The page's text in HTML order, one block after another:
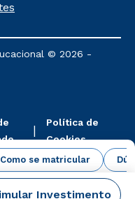
Como se matricular
Investimento
será de R$
cursos: Ensino
e Metodologia
Atuais.
© 2026 -
Política de
Cookies